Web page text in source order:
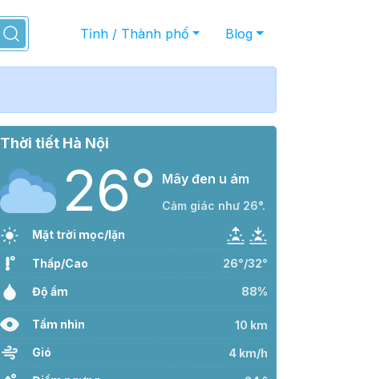
Tỉnh / Thành phố Blog
Thời tiết Hà Nội
26° Mây đen u ám
Cảm giác như 26°.
Mặt trời mọc/lặn
Thấp/Cao 26°/32°
Độ ẩm 88%
Tầm nhìn 10 km
Gió 4 km/h